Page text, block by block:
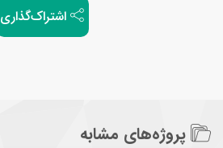
اشتراک‌گذاری
پروژه‌های مشابه